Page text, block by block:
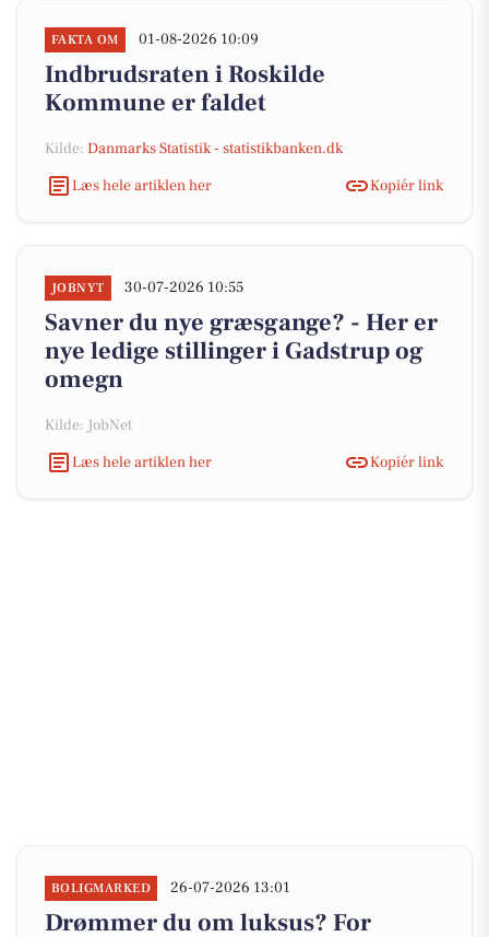
FAKTA OM 01-08-2026 10:09
Indbrudsraten i Roskilde
Kommune er faldet
Kilde: Danmarks Statistik - statistikbanken.dk
Læs hele artiklen her
Kopiér link
JOBNYT 30-07-2026 10:55
Savner du nye græsgange? - Her er
nye ledige stillinger i Gadstrup og
omegn
Kilde: JobNet
Læs hele artiklen her
Kopiér link
BOLIGMARKED 26-07-2026 13:01
Drømmer du om luksus? For